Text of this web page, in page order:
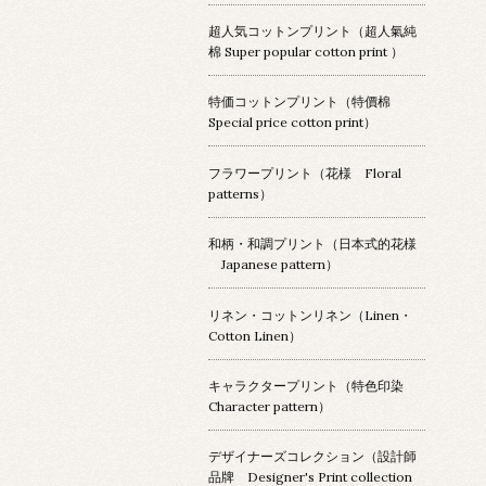
超人気コットンプリント（超人氣純
棉 Super popular cotton print ）
特価コットンプリント（特價棉
Special price cotton print）
フラワープリント（花様 Floral
patterns）
和柄・和調プリント（日本式的花様
Japanese pattern）
リネン・コットンリネン（Linen・
Cotton Linen）
キャラクタープリント（特色印染
Character pattern）
デザイナーズコレクション（設計師
品牌 Designer's Print collection